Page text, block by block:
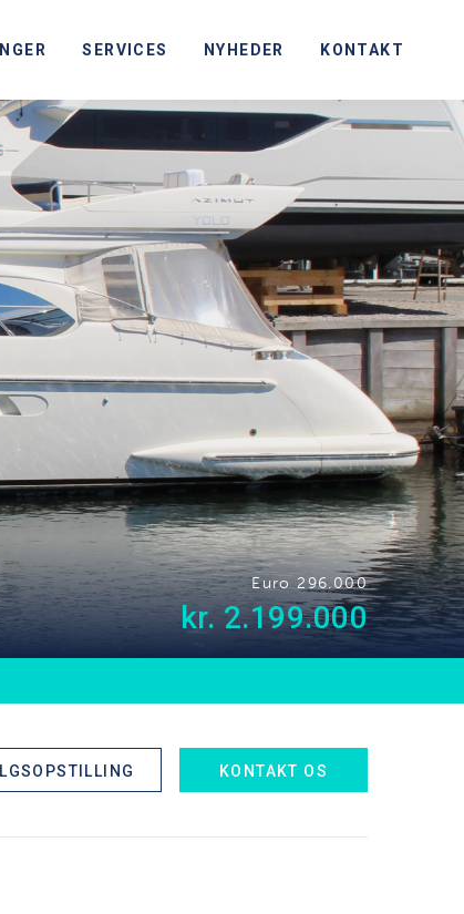
SERVICES NYHEDER KONTAKT
Euro 296.000
kr. 2.199.000
KONTAKT OS